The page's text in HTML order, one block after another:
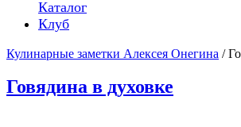
Каталог
Клуб
Кулинарные заметки Алексея Онегина /
Говядина в духовке